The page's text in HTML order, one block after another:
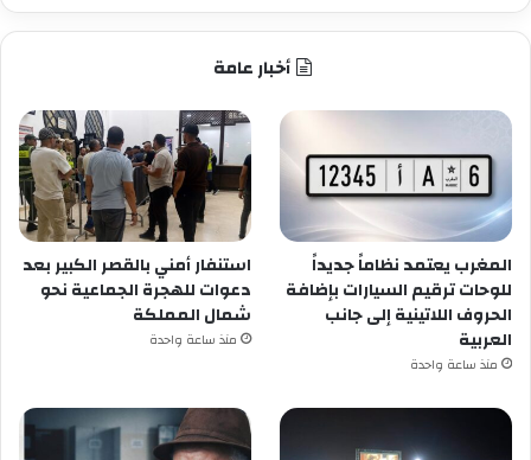
أخبار عامة
المغرب يعتمد نظاماً جديداً
للوحات ترقيم السيارات بإضافة
الحروف اللاتينية إلى جانب
العربية
منذ ساعة واحدة
استنفار أمني بالقصر الكبير بعد
دعوات للهجرة الجماعية نحو
شمال المملكة
منذ ساعة واحدة